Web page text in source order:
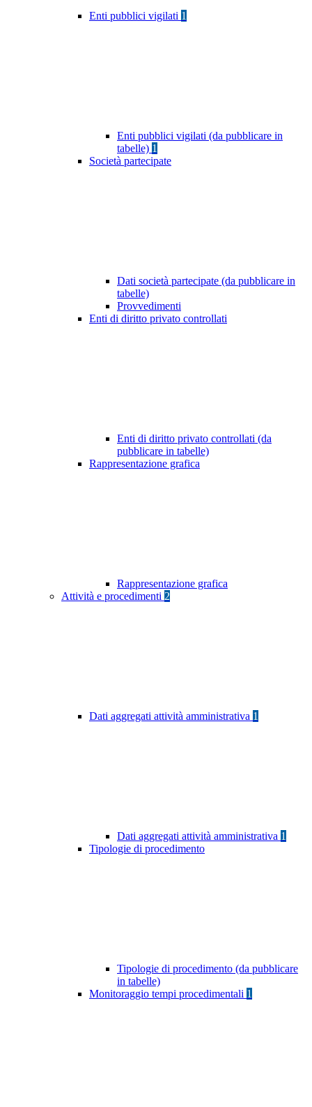
Enti pubblici vigilati 1
Enti pubblici vigilati (da pubblicare in
tabelle) 1
Società partecipate
Dati società partecipate (da pubblicare in
tabelle)
Provvedimenti
Enti di diritto privato controllati
Enti di diritto privato controllati (da
pubblicare in tabelle)
Rappresentazione grafica
Rappresentazione grafica
Attività e procedimenti 2
Dati aggregati attività amministrativa 1
Dati aggregati attività amministrativa 1
Tipologie di procedimento
Tipologie di procedimento (da pubblicare
in tabelle)
Monitoraggio tempi procedimentali 1